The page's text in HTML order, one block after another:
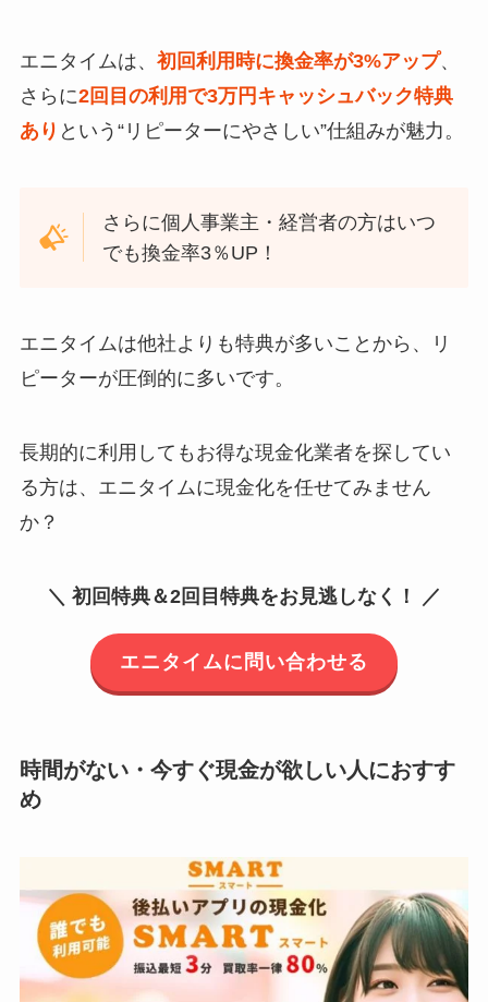
エニタイムは、 初回利用時に換金率が3%アップ、
さらに2回目の利用で3万円キャッシュバック特典
あり という“リピーターにやさしい”仕組みが魅力。
さらに個人事業主・経営者の方はいつ
でも換金率3％UP！
エニタイムは他社よりも特典が多いことから、リ
ピーターが圧倒的に多いです。
長期的に利用してもお得な現金化業者を探してい
る方は、エニタイムに現金化を任せてみません
か？
＼ 初回特典＆2回目特典をお見逃しなく！ ／
エニタイムに問い合わせる
時間がない・今すぐ現金が欲しい人におすす
め